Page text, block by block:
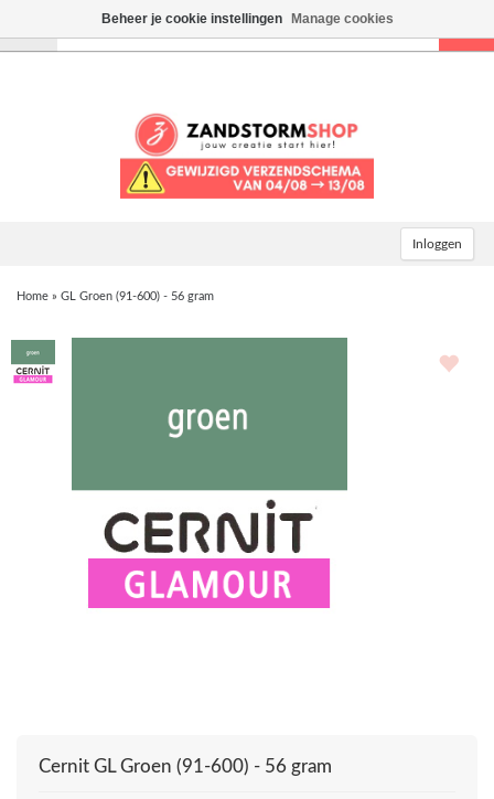
Inloggen
Home » GL Groen (91-600) - 56 gram
Cernit GL Groen (91-600) - 56 gram
Beheer je cookie instellingen Manage cookies